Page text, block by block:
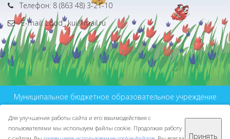
Телефон: 8 (863 48) 3-21-10
E-mail: zdod_ kui@mail.ru
Муниципальное бюджетное образовательное учреждение
МБУ ДО ЦДО © 2016-2026
Сделано с ❤ вООО "Проводник"
Для улучшения работы сайта и его взаимодействия с
пользователями мы используем файлы cookie. Продолжая работу
Принять